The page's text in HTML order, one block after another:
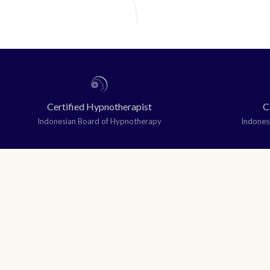
Certified Hypnotherapist
Indonesian Board of Hypnotherapy